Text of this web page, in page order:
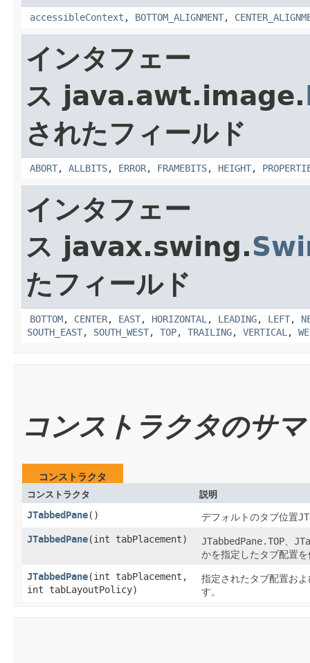
accessibleContext , BOTTOM_ALIGNMENT,
インタフェー
ス java.awt.image.
されたフィールド
ABORT, ALLBITS, ERROR, FRAMEBITS, HEIGHT,
インタフェー
ス javax.swing.
たフィールド
BOTTOM, CENTER, EAST, HORIZONTAL, LEADING, LEFT,
SOUTH_EAST, SOUTH_WEST, TOP, TRAILING, VERTICAL,
コンストラクタのサ
コンストラクタ
コンストラクタ 説明
JTabbedPane() デフォルトのタブ位置
JTabbedPane​(int tabPlacement) JTabbedPane.TOP
かを指定したタブ配置
JTabbedPane​(int tabPlacement,
int tabLayoutPolicy)
指定されたタブ配置お
す。